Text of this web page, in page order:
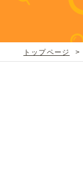
トップページ